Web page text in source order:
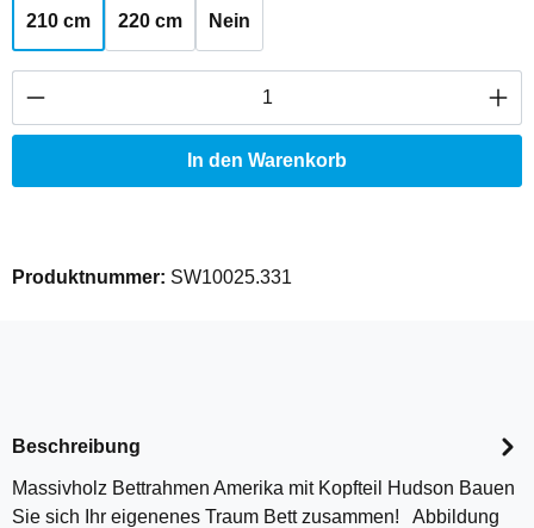
210 cm 220 cm Nein
Produkt Anzahl: Gib den gewünschten
In den Warenkorb
Produktnummer: SW10025.331
Beschreibung
Massivholz Bettrahmen Amerika mit Kopfteil Hudson Bauen
Sie sich Ihr eigenenes Traum Bett zusammen! Abbildung